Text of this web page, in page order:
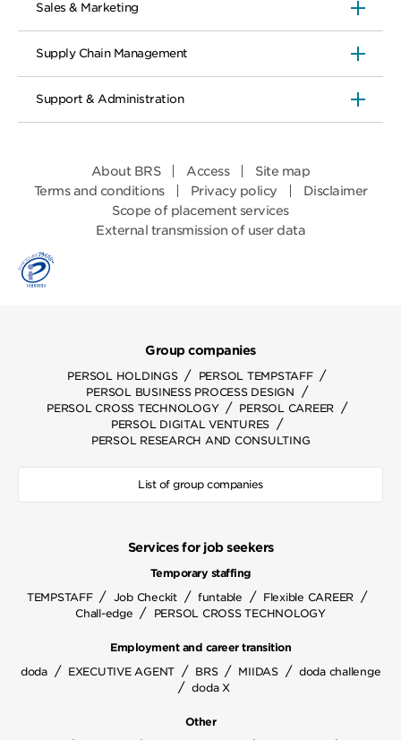
Sales & Marketing
Supply Chain Management
Support & Administration
About BRS Access
Site map
Terms and conditions
Privacy policy
Disclaimer
Scope of placement services
External transmission of user data
Group companies
PERSOL HOLDINGS / PERSOL TEMPSTAFF /
PERSOL BUSINESS PROCESS DESIGN /
PERSOL CROSS TECHNOLOGY / PERSOL CAREER /
PERSOL DIGITAL VENTURES /
PERSOL RESEARCH AND CONSULTING
List of group companies
Services for job seekers
Temporary staffing
TEMPSTAFF / Job Checkit / funtable / Flexible CAREER /
Chall-edge / PERSOL CROSS TECHNOLOGY
Employment and career transition
doda / EXECUTIVE AGENT / BRS / MIIDAS / doda challenge
/ doda X
Other